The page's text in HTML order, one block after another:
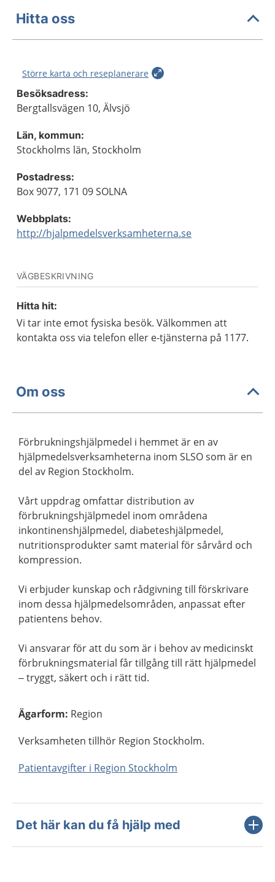
Hitta oss
Större karta och reseplanerare
Besöksadress:
Bergtallsvägen 10, Älvsjö
Län, kommun:
Stockholms län, Stockholm
Postadress:
Box 9077, 171 09 SOLNA
Webbplats:
http://hjalpmedelsverksamheterna.se
VÄGBESKRIVNING
Hitta hit:
Vi tar inte emot fysiska besök. Välkommen att
kontakta oss via telefon eller e-tjänsterna på 1177.
Om oss
Förbrukningshjälpmedel i hemmet är en av
hjälpmedelsverksamheterna inom SLSO som är en
del av Region Stockholm.
Vårt uppdrag omfattar distribution av
förbrukningshjälpmedel inom områdena
inkontinenshjälpmedel, diabeteshjälpmedel,
nutritionsprodukter samt material för sårvård och
kompression.
Vi erbjuder kunskap och rådgivning till förskrivare
inom dessa hjälpmedelsområden, anpassat efter
patientens behov.
Vi ansvarar för att du som är i behov av medicinskt
förbrukningsmaterial får tillgång till rätt hjälpmedel
– tryggt, säkert och i rätt tid.
Ägarform: Region
Verksamheten tillhör Region Stockholm.
Patientavgifter i Region Stockholm
Det här kan du få hjälp med